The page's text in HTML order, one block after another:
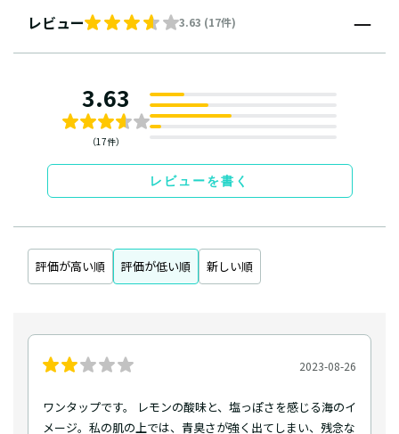
レビュー 3.63 (17件)
3.63
（17件）
レビューを書く
評価が高い順 評価が低い順 新しい順
2023-08-26
ワンタップです。 レモンの酸味と、塩っぽさを感じる海のイ
メージ。私の肌の上では、青臭さが強く出てしまい、残念な